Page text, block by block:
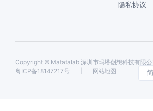
隐私协议
Copyright © Matatalab 深圳市玛塔创想科技有限公
粤ICP备18147217号
网站地图